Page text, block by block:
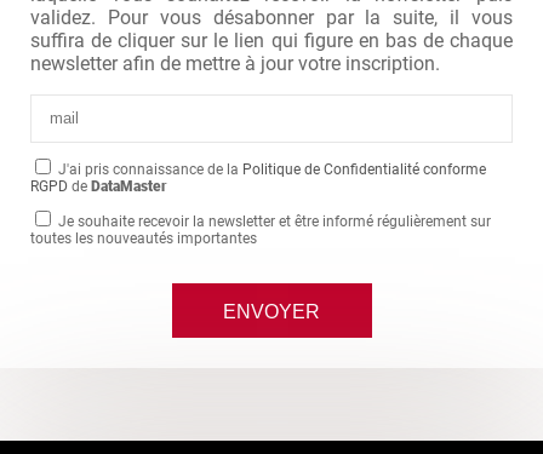
validez. Pour vous désabonner par la suite, il vous
suffira de cliquer sur le lien qui figure en bas de chaque
newsletter afin de mettre à jour votre inscription.
J'ai pris connaissance de la Politique de Confidentialité conforme
RGPD de DataMaster
Je souhaite recevoir la newsletter et être informé régulièrement sur
toutes les nouveautés importantes